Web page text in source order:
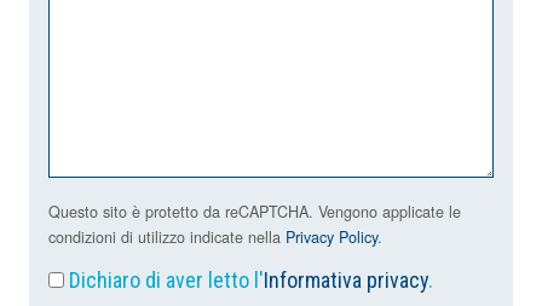
Questo sito è protetto da reCAPTCHA. Vengono applicate le
condizioni di utilizzo indicate nella Privacy Policy.
Dichiaro di aver letto l'Informativa privacy.